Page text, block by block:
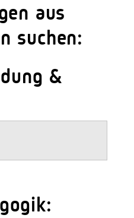
aus
suchen:
&